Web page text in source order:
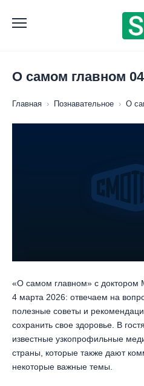
содержанию
О самом главном
Главная › Познавательное › О
«О самом главном» с доктором
4 марта 2026: отвечаем на
полезные советы и
сохранить свое здоровье. В
известные узкопрофильные
страны, которые также дают
некоторые важные темы.